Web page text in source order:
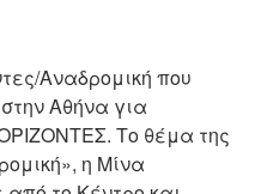
Αναδρομική που
Αθήνα για
Το θέμα της
η Μίνα